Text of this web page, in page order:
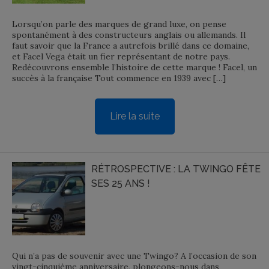
Lorsqu’on parle des marques de grand luxe, on pense
spontanément à des constructeurs anglais ou allemands. Il
faut savoir que la France a autrefois brillé dans ce domaine,
et Facel Vega était un fier représentant de notre pays.
Redécouvrons ensemble l’histoire de cette marque ! Facel, un
succès à la française Tout commence en 1939 avec […]
Lire la suite
RÉTROSPECTIVE : LA TWINGO FÊTE
SES 25 ANS !
Qui n’a pas de souvenir avec une Twingo? A l’occasion de son
vingt-cinquième anniversaire, plongeons-nous dans